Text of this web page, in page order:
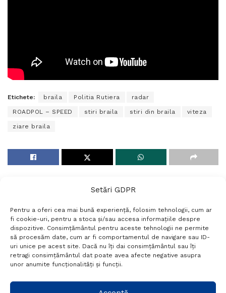
Setări GDPR
Pentru a oferi cea mai bună experiență, folosim tehnologii, cum ar
fi cookie-uri, pentru a stoca și/sau accesa informațiile despre
dispozitive. Consimțământul pentru aceste tehnologii ne permite
să procesăm date, cum ar fi comportamentul de navigare sau ID-
uri unice pe acest site. Dacă nu îți dai consimțământul sau îți
retragi consimțământul dat poate avea afecte negative asupra
unor anumite funcționalități și funcții.
Etichete: braila Politia Rutiera radar
ROADPOL – SPEED stiri braila stiri din braila viteza
ziare braila
Termeni si conditii
Politică de confidențialitate
Politica cookies
Setări GDPR